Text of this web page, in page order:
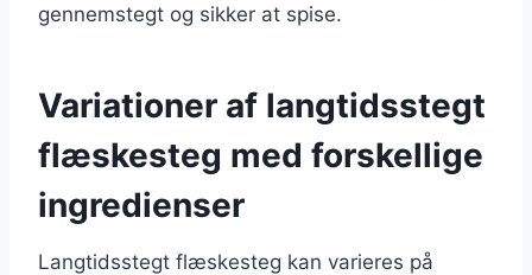
gennemstegt og sikker at spise.
Variationer af langtidsstegt
flæskesteg med forskellige
ingredienser
Langtidsstegt flæskesteg kan varieres på